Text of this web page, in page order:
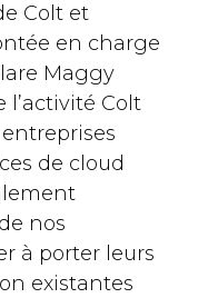
Colt et
en charge
Maggy
l’activité Colt
entreprises
de cloud
nos
à porter leurs
existantes